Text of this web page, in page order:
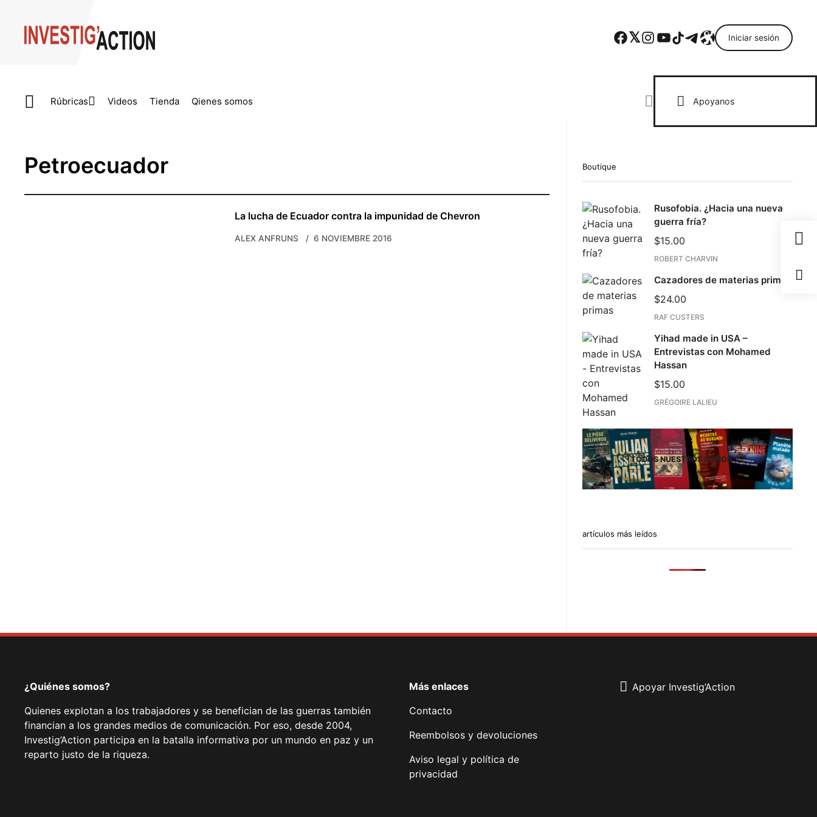
Facebook Twitter Instagram YouTube TikTok Telegram Enlace Iniciar sesión
Rúbricas Videos Tienda Qienes somos Apoyanos
Petroecuador
La lucha de Ecuador contra la impunidad de Chevron
ALEX ANFRUNS 6 NOVIEMBRE 2016
Boutique
Rusofobia. ¿Hacia una nueva
guerra fría?
$15.00
ROBERT CHARVIN
Cazadores de materias primas
$24.00
RAF CUSTERS
Yihad made in USA –
Entrevistas con Mohamed
Hassan
$15.00
GRÉGOIRE LALIEU
TODOS NUESTROS LIBROS
artículos más leídos
¿Quiénes somos?
Quienes explotan a los trabajadores y se benefician de las guerras también
financian a los grandes medios de comunicación. Por eso, desde 2004,
Investig’Action participa en la batalla informativa por un mundo en paz y un
reparto justo de la riqueza.
Más enlaces
Contacto
Reembolsos y devoluciones
Aviso legal y política de
privacidad
Apoyar Investig’Action